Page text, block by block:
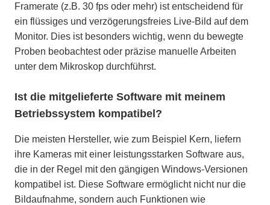
Framerate (z.B. 30 fps oder mehr) ist entscheidend für
ein flüssiges und verzögerungsfreies Live-Bild auf dem
Monitor. Dies ist besonders wichtig, wenn du bewegte
Proben beobachtest oder präzise manuelle Arbeiten
unter dem Mikroskop durchführst.
Ist die mitgelieferte Software mit meinem
Betriebssystem kompatibel?
Die meisten Hersteller, wie zum Beispiel Kern, liefern
ihre Kameras mit einer leistungsstarken Software aus,
die in der Regel mit den gängigen Windows-Versionen
kompatibel ist. Diese Software ermöglicht nicht nur die
Bildaufnahme, sondern auch Funktionen wie